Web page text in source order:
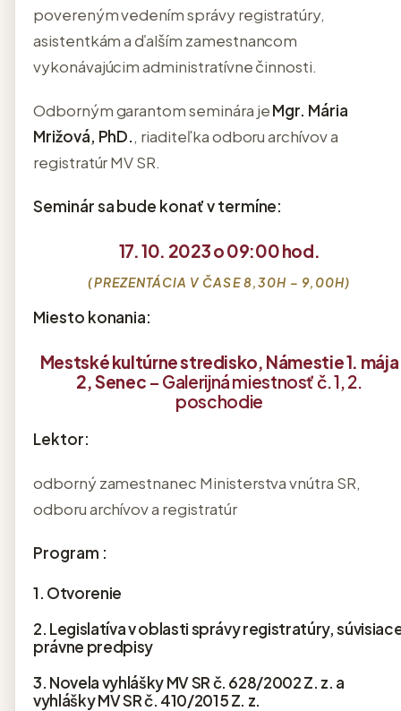
povereným vedením správy registratúry,
asistentkám a ďalším zamestnancom
vykonávajúcim administratívne činnosti.
Odborným garantom seminára jeMgr. Mária
Mrižová, PhD., riaditeľka odboru archívov a
registratúr MV SR.
Seminár sa bude konať v termíne:
17. 10. 2023 o 09:00 hod.
(PREZENTÁCIA V ČASE 8,30H – 9,00H)
Miesto konania:
Mestské kultúrne stredisko, Námestie 1. mája
2, Senec – Galerijná miestnosť č. 1, 2.
poschodie
Lektor:
odborný zamestnanec Ministerstva vnútra SR,
odboru archívov a registratúr
Program :
1. Otvorenie
2. Legislatíva v oblasti správy registratúry,
právne predpisy
3. Novela vyhlášky MV SR č. 628/2002 Z. z. a
vyhlášky MV SR č. 410/2015 Z. z.